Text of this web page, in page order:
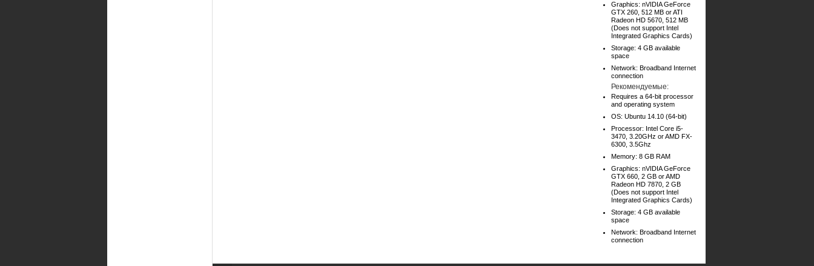
Graphics: nVIDIA GeForce
GTX 260, 512 MB or ATI
Radeon HD 5670, 512 MB
(Does not support Intel
Integrated Graphics Cards)
Storage: 4 GB available
space
Network: Broadband Internet
connection
Рекомендуемые:
Requires a 64-bit processor
and operating system
OS: Ubuntu 14.10 (64-bit)
Processor: Intel Core i5-
3470, 3.20GHz or AMD FX-
6300, 3.5Ghz
Memory: 8 GB RAM
Graphics: nVIDIA GeForce
GTX 660, 2 GB or AMD
Radeon HD 7870, 2 GB
(Does not support Intel
Integrated Graphics Cards)
Storage: 4 GB available
space
Network: Broadband Internet
connection